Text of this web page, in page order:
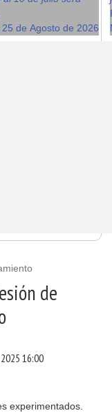
de Agosto de 2026
de
16:00
experimentados.